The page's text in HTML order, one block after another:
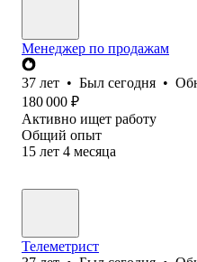
Менеджер по продажам
37 лет • Был сегодня •
180 000 ₽
Активно ищет работу
Общий опыт
15 лет 4 месяца
Телеметрист